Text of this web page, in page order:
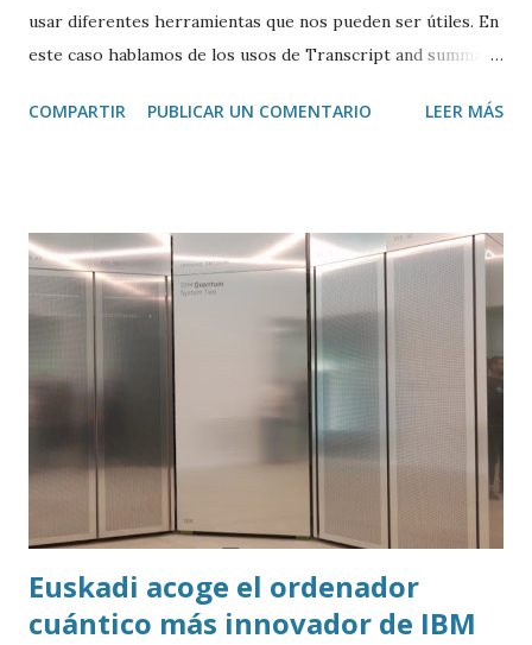
usar diferentes herramientas que nos pueden ser útiles. En
este caso hablamos de los usos de Transcript and summary
transcribir y resumir los vídeos de Youtube, así como
COMPARTIR PUBLICAR UN COMENTARIO LEER MÁS
Euskadi acoge el ordenador
cuántico más innovador de IBM